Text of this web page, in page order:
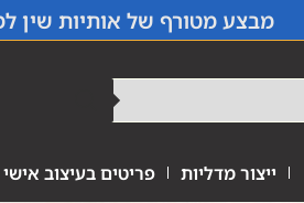
מבצע מטורף של אותיות שין
ייצור מדליות פריטים בעיצוב אישי